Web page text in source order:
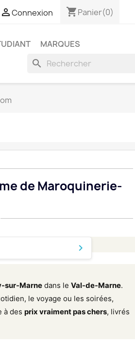
Connexion shopping_cartPanier(0)
MARQUES
search
de Maroquinerie-
keyboard_arrow_down
?
?
sur-Marne dans le Val-de-Marne.
le voyage ou les soirées,
à des prix vraiment pas chers, livrés